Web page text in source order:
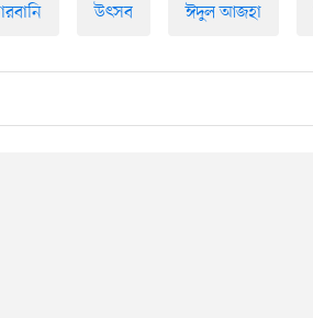
উৎসব ঈদুল আজহা